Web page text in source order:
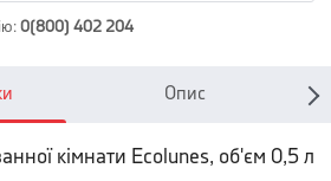
: 0(800) 402 204
Опис
кімнати Ecolunes, об'єм 0,5 л